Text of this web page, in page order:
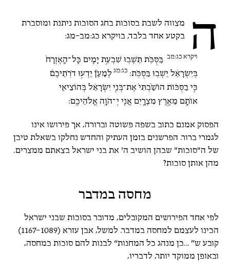
ה
מצווה לשבת בסוכות בחג הסוכות ניתנת ומוסברת
בקטע אחד בלבד, בויקרא כג:מב–מג:
ויקרא כג:מב בַּסֻּכֹּ֥ת תֵּשְׁב֖וּ שִׁבְעַ֣ת יָמִ֑ים כָּל־הָֽאֶזְרָח֙
בְּיִשְׂרָאֵ֔ל יֵשְׁב֖וּ בַּסֻּכֹּֽת: כג:מג לְמַעַן֘ יֵדְע֣וּ דֹרֹֽתֵיכֶם֒
כִּ֣י בַסֻּכּ֗וֹת הוֹשַׁ֙בְתִּי֙ אֶת־בְּנֵ֣י יִשְׂרָאֵ֔ל בְּהוֹצִיאִ֥י
אוֹתָ֖ם מֵאֶ֣רֶץ מִצְרָ֑יִם אֲנִ֖י יְ־הֹוָ֥ה אֱלֹהֵיכֶֽם:
הפסוק אמנם כתוב בשפה פשוטה וברורה, אך פירושו אינו
לגמרי ברור. הפרשנים בזמן העתיק והחדש נחלקו בשאלת טיבן
של ה"סוכות" שבהן הושיב ה' את בני ישראל בצאתם ממצרים.
מהן אותן סוכות?
מחסה במדבר
לפי אחד הפירושים המקובלים, מדובר בסוכות שבני ישראל
הכינו לעצמם למחסה במדבר. למשל, אבן עזרא (1089–1167)
קובע ש” ...כן מנהג כל המחנות“ לבנות להם סוכות כמחסה,
ובאופן ממוקד יותר, לדבריו,